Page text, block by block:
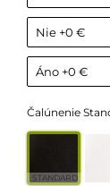
Čalúnenie
STANDARD